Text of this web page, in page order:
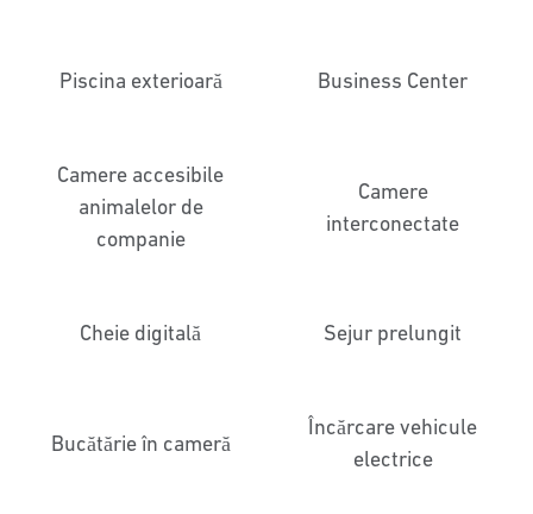
Piscina exterioară Business Center
Camere accesibile
animalelor de
companie
Camere
interconectate
Cheie digitală Sejur prelungit
Bucătărie în cameră
Încărcare vehicule
electrice